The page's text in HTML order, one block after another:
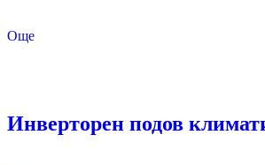
Още
Инверторен подов